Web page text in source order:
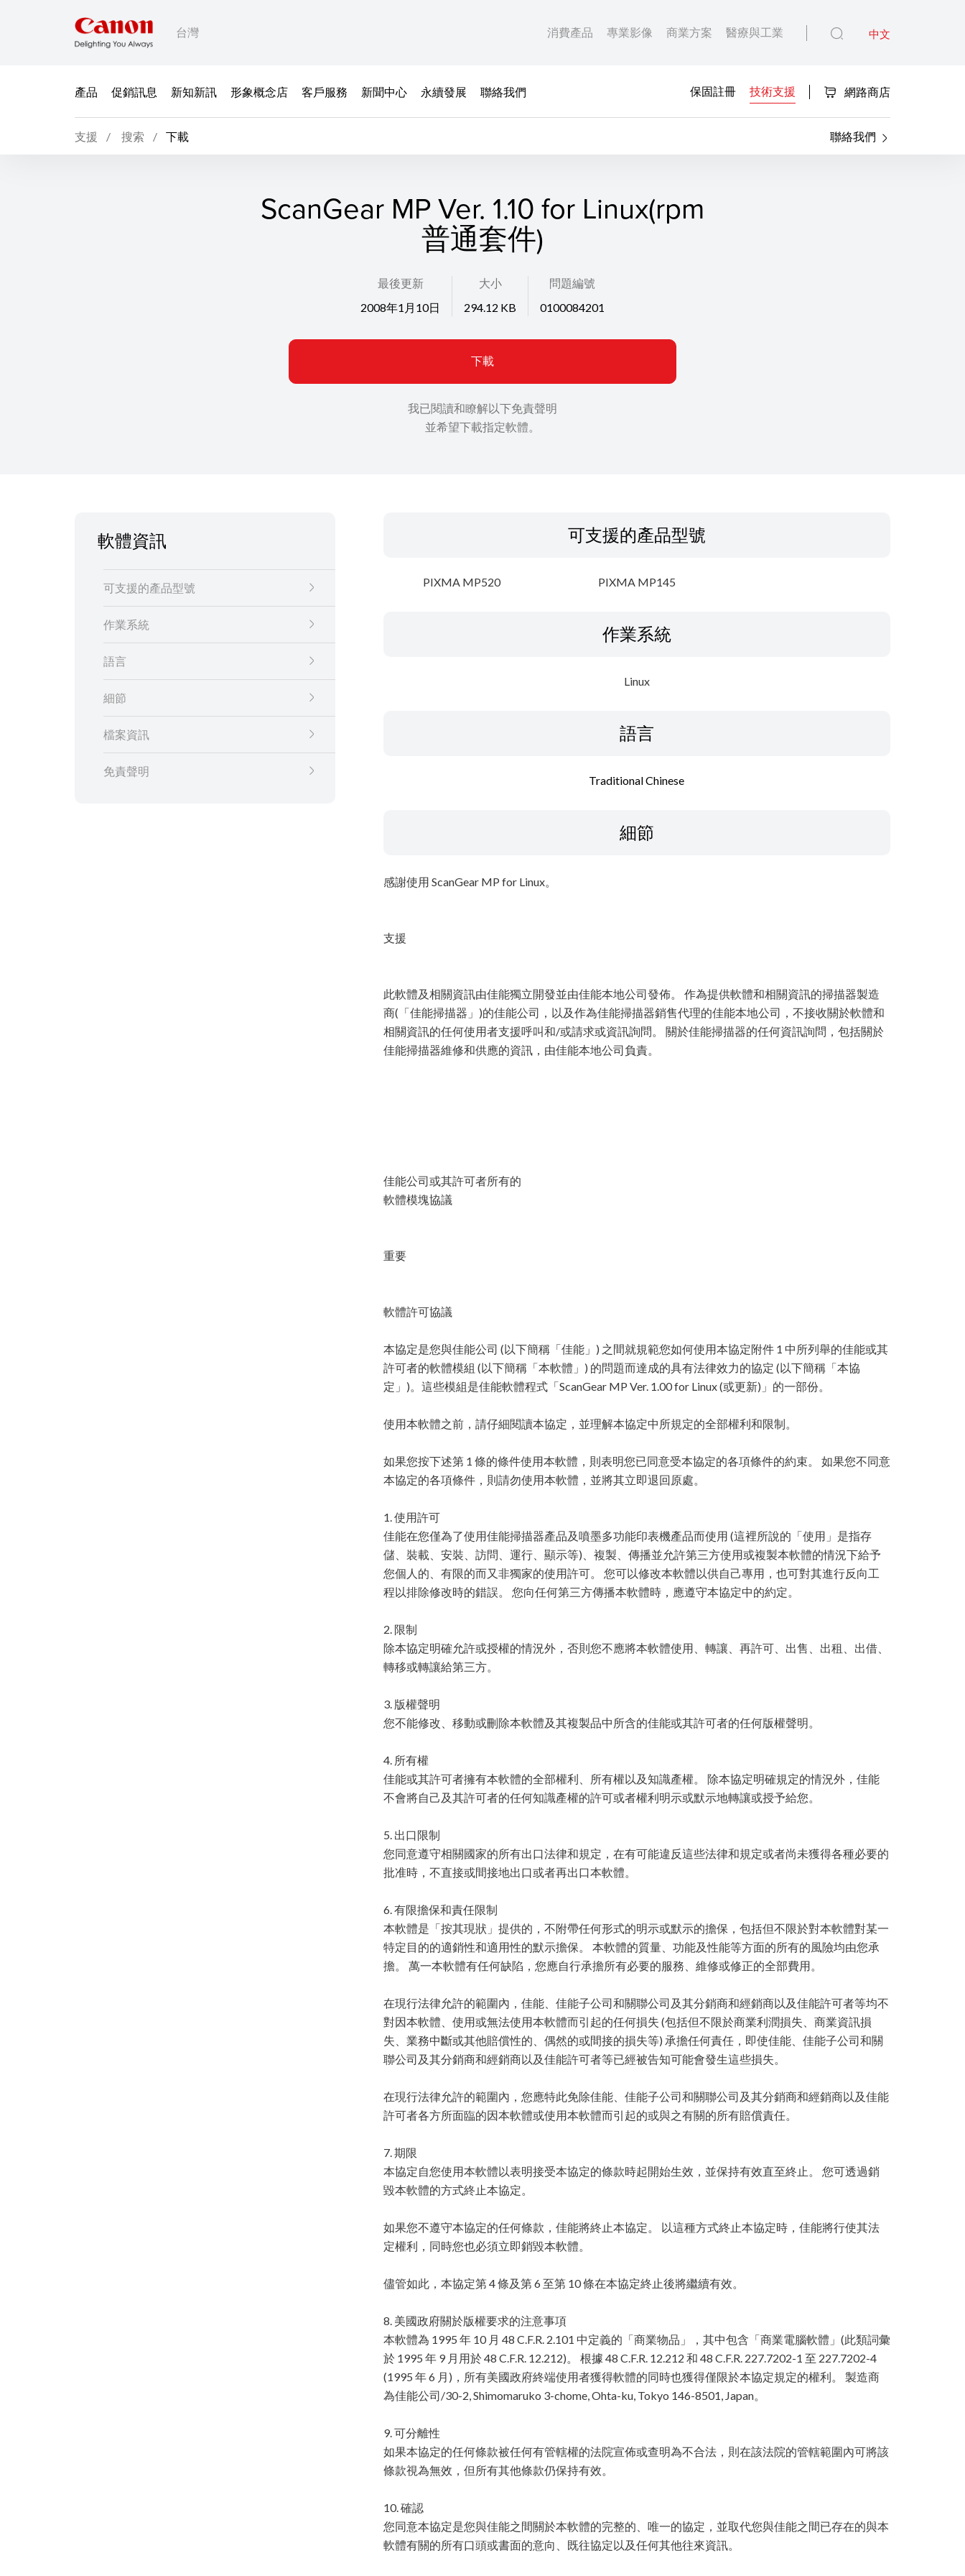
台灣 消費產品 專業影像 商業方案 醫療與工業 中文
產品 促銷訊息 新知新訊 形象概念店 客戶服務 新聞中心 永續發展 聯絡我們 保固註冊 技術支援 網路商店
支援 搜索 下載 聯絡我們
ScanGear MP Ver. 1.10 for Linux(rpm
普通套件)
最後更新
2008年1月10日
大小
294.12 KB
問題編號
0100084201
下載
我已閱讀和瞭解以下免責聲明
並希望下載指定軟體。
軟體資訊
可支援的產品型號
作業系統
語言
細節
檔案資訊
免責聲明
可支援的產品型號
PIXMA MP520 PIXMA MP145
作業系統
Linux
語言
Traditional Chinese
細節
感謝使用 ScanGear MP for Linux。
支援
此軟體及相關資訊由佳能獨立開發並由佳能本地公司發佈。 作為提供軟體和相關資訊的掃描器製造
商(「佳能掃描器」)的佳能公司，以及作為佳能掃描器銷售代理的佳能本地公司，不接收關於軟體和
相關資訊的任何使用者支援呼叫和/或請求或資訊詢問。 關於佳能掃描器的任何資訊詢問，包括關於
佳能掃描器維修和供應的資訊，由佳能本地公司負責。
佳能公司或其許可者所有的
軟體模塊協議
重要
軟體許可協議
本協定是您與佳能公司 (以下簡稱「佳能」) 之間就規範您如何使用本協定附件 1 中所列舉的佳能或其
許可者的軟體模組 (以下簡稱「本軟體」) 的問題而達成的具有法律效力的協定 (以下簡稱「本協
定」)。這些模組是佳能軟體程式「ScanGear MP Ver. 1.00 for Linux (或更新)」的一部份。
使用本軟體之前，請仔細閱讀本協定，並理解本協定中所規定的全部權利和限制。
如果您按下述第 1 條的條件使用本軟體，則表明您已同意受本協定的各項條件的約束。 如果您不同意
本協定的各項條件，則請勿使用本軟體，並將其立即退回原處。
1. 使用許可
佳能在您僅為了使用佳能掃描器產品及噴墨多功能印表機產品而使用 (這裡所說的「使用」是指存
儲、裝載、安裝、訪問、運行、顯示等)、複製、傳播並允許第三方使用或複製本軟體的情況下給予
您個人的、有限的而又非獨家的使用許可。 您可以修改本軟體以供自己專用，也可對其進行反向工
程以排除修改時的錯誤。 您向任何第三方傳播本軟體時，應遵守本協定中的約定。
2. 限制
除本協定明確允許或授權的情況外，否則您不應將本軟體使用、轉讓、再許可、出售、出租、出借、
轉移或轉讓給第三方。
3. 版權聲明
您不能修改、移動或刪除本軟體及其複製品中所含的佳能或其許可者的任何版權聲明。
4. 所有權
佳能或其許可者擁有本軟體的全部權利、所有權以及知識產權。 除本協定明確規定的情況外，佳能
不會將自己及其許可者的任何知識產權的許可或者權利明示或默示地轉讓或授予給您。
5. 出口限制
您同意遵守相關國家的所有出口法律和規定，在有可能違反這些法律和規定或者尚未獲得各種必要的
批准時，不直接或間接地出口或者再出口本軟體。
6. 有限擔保和責任限制
本軟體是「按其現狀」提供的，不附帶任何形式的明示或默示的擔保，包括但不限於對本軟體對某一
特定目的的適銷性和適用性的默示擔保。 本軟體的質量、功能及性能等方面的所有的風險均由您承
擔。 萬一本軟體有任何缺陷，您應自行承擔所有必要的服務、維修或修正的全部費用。
在現行法律允許的範圍內，佳能、佳能子公司和關聯公司及其分銷商和經銷商以及佳能許可者等均不
對因本軟體、使用或無法使用本軟體而引起的任何損失 (包括但不限於商業利潤損失、商業資訊損
失、業務中斷或其他賠償性的、偶然的或間接的損失等) 承擔任何責任，即使佳能、佳能子公司和關
聯公司及其分銷商和經銷商以及佳能許可者等已經被告知可能會發生這些損失。
在現行法律允許的範圍內，您應特此免除佳能、佳能子公司和關聯公司及其分銷商和經銷商以及佳能
許可者各方所面臨的因本軟體或使用本軟體而引起的或與之有關的所有賠償責任。
7. 期限
本協定自您使用本軟體以表明接受本協定的條款時起開始生效，並保持有效直至終止。 您可透過銷
毀本軟體的方式終止本協定。
如果您不遵守本協定的任何條款，佳能將終止本協定。 以這種方式終止本協定時，佳能將行使其法
定權利，同時您也必須立即銷毀本軟體。
儘管如此，本協定第 4 條及第 6 至第 10 條在本協定終止後將繼續有效。
8. 美國政府關於版權要求的注意事項
本軟體為 1995 年 10 月 48 C.F.R. 2.101 中定義的「商業物品」，其中包含「商業電腦軟體」(此類詞彙
於 1995 年 9 月用於 48 C.F.R. 12.212)。 根據 48 C.F.R. 12.212 和 48 C.F.R. 227.7202-1 至 227.7202-4
(1995 年 6 月)，所有美國政府終端使用者獲得軟體的同時也獲得僅限於本協定規定的權利。 製造商
為佳能公司/30-2, Shimomaruko 3-chome, Ohta-ku, Tokyo 146-8501, Japan。
9. 可分離性
如果本協定的任何條款被任何有管轄權的法院宣佈或查明為不合法，則在該法院的管轄範圍內可將該
條款視為無效，但所有其他條款仍保持有效。
10. 確認
您同意本協定是您與佳能之間關於本軟體的完整的、唯一的協定，並取代您與佳能之間已存在的與本
軟體有關的所有口頭或書面的意向、既往協定以及任何其他往來資訊。